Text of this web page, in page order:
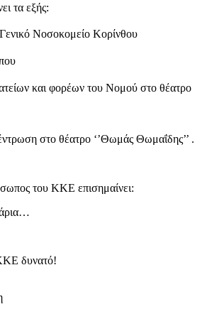
τα εξής:
Νοσοκομείο Κορίνθου
και φορέων του Νομού στο θέατρο
στο θέατρο ‘’Θωμάς Θωμαΐδης’’ .
του ΚΚΕ επισημαίνει:
δυνατό!